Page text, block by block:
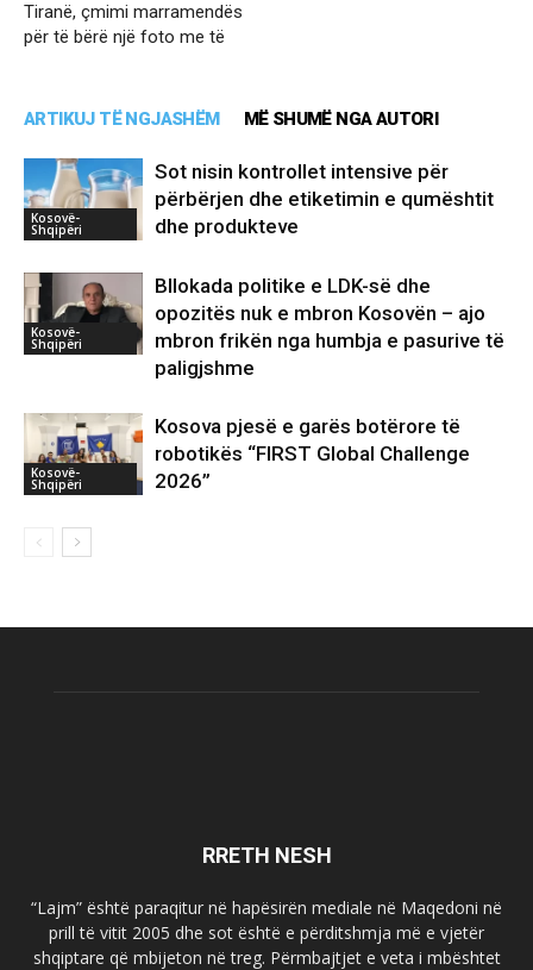
Tiranë, çmimi marramendës
për të bërë një foto me të
ARTIKUJ TË NGJASHËM MË SHUMË NGA AUTORI
Kosovë-
Shqipëri
Sot nisin kontrollet intensive për
përbërjen dhe etiketimin e qumështit
dhe produkteve
Kosovë-
Shqipëri
Bllokada politike e LDK-së dhe
opozitës nuk e mbron Kosovën – ajo
mbron frikën nga humbja e pasurive të
paligjshme
Kosovë-
Shqipëri
Kosova pjesë e garës botërore të
robotikës “FIRST Global Challenge
2026”
RRETH NESH
“Lajm” është paraqitur në hapësirën mediale në Maqedoni në
prill të vitit 2005 dhe sot është e përditshmja më e vjetër
shqiptare që mbijeton në treg. Përmbajtjet e veta i mbështet